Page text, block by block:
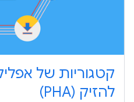
קטגוריות של
להזיק (PHA)